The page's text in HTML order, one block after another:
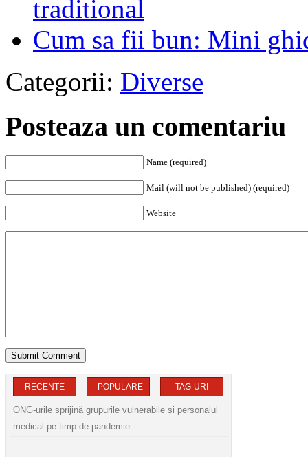
traditional
Cum sa fii bun: Mini
Categorii: Diverse
Posteaza un comentariu
Name (required)
Mail (will not be published) (required)
Website
RECENTE POPULARE TAG-URI
ONG-urile sprijină grupurile vulnerabile și personalul
medical pe timp de pandemie